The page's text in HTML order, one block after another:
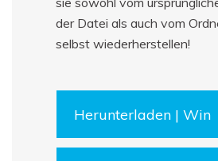
der Datei als auch vom
selbst wiederherstellen!
Herunterladen | Win